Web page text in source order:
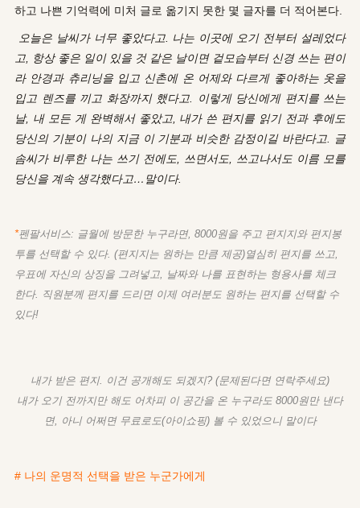
하고 나쁜 기억력에 미처 글로 옮기지 못한 몇 글자를 더 적어본다.
오늘은 날씨가 너무 좋았다고. 나는 이곳에 오기 전부터 설레었다
고, 항상 좋은 일이 있을 것 같은 날이면 겉모습부터 신경 쓰는 편이
라 안경과 츄리닝을 입고 신촌에 온 어제와 다르게 좋아하는 옷을
입고 렌즈를 끼고 화장까지 했다고. 이렇게 당신에게 편지를 쓰는
날, 내 모든 게 완벽해서 좋았고, 내가 쓴 편지를 읽기 전과 후에도
당신의 기분이 나의 지금 이 기분과 비슷한 감정이길 바란다고. 글
솜씨가 비루한 나는 쓰기 전에도, 쓰면서도, 쓰고나서도 이름 모를
당신을 계속 생각했다고…말이다.
*펜팔서비스: 글월에 방문한 누구라면, 8000원을 주고 편지지와 편지봉
투를 선택할 수 있다. (편지지는 원하는 만큼 제공)열심히 편지를 쓰고,
우표에 자신의 상징을 그려넣고, 날짜와 나를 표현하는 형용사를 체크
한다. 직원분께 편지를 드리면 이제 여러분도 원하는 편지를 선택할 수
있다!
내가 받은 편지. 이건 공개해도 되겠지? (문제된다면 연락주세요)
내가 오기 전까지만 해도 어차피 이 공간을 온 누구라도 8000원만 낸다
면, 아니 어쩌면 무료로도(아이쇼핑) 볼 수 있었으니 말이다
# 나의 운명적 선택을 받은 누군가에게